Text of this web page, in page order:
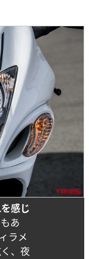
感じ
あ
ラメ
、夜